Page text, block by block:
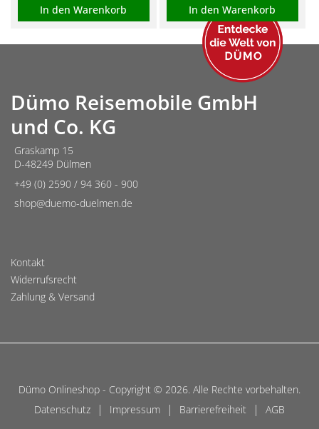
In den Warenkorb In den Warenkorb
Dümo Reisemobile GmbH
und Co. KG
Graskamp 15
D-48249 Dülmen
+49 (0) 2590 / 94 360 - 900
shop@duemo-duelmen.de
Kontakt
Widerrufsrecht
Zahlung & Versand
Dümo Onlineshop - Copyright © 2026. Alle Rechte vorbehalten.
Datenschutz
| Impressum | Barrierefreiheit | AGB